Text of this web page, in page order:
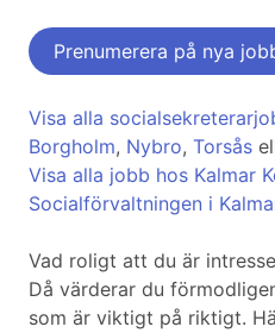
Prenumerera på nya
Visa alla
Borgholm, Nybro, Torsås
Visa alla jobb hos Kalmar
Socialförvaltningen i
Vad roligt att du är
Då värderar du
som är viktigt på riktigt.